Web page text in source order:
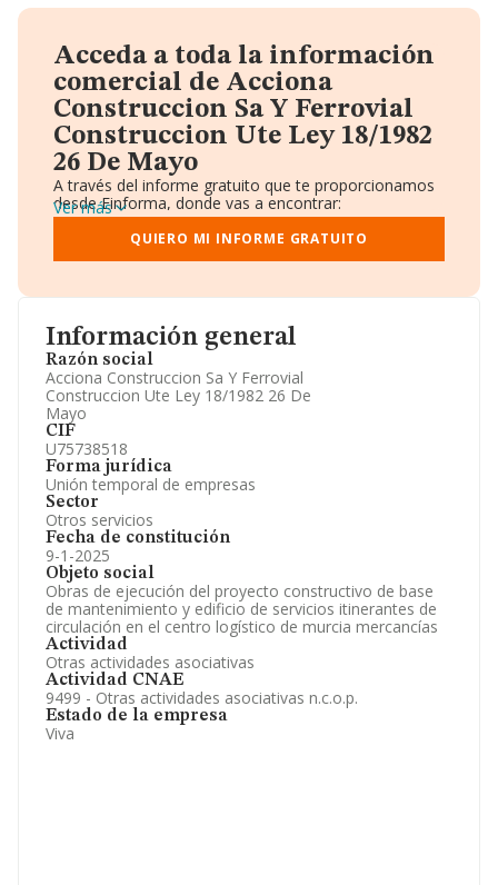
Información general
Razón social
Acciona Construccion Sa Y Ferrovial
Construccion Ute Ley 18/1982 26 De
Mayo
CIF
U75738518
Forma jurídica
Unión temporal de empresas
Sector
Otros servicios
Fecha de constitución
9-1-2025
Objeto social
Obras de ejecución del proyecto constructivo de base
de mantenimiento y edificio de servicios itinerantes de
circulación en el centro logístico de murcia mercancías
Actividad
Otras actividades asociativas
Actividad CNAE
9499 - Otras actividades asociativas n.c.o.p.
Estado de la empresa
Viva
Acceda a toda la información
comercial de Acciona
Construccion Sa Y Ferrovial
Construccion Ute Ley 18/1982
26 De Mayo
A través del informe gratuito que te proporcionamos
desde Einforma, donde vas a encontrar:
Datos identificativos: Denominación, CIF,
Teléfono, Domicilio.
Informe Mercantil Completo (BORME).
Accionistas.
Participaciones y Vinculaciones en otras empresas.
Artículos de prensa publicados sobre la empresa.
Información oficial y registral complementaria.
Ver más
QUIERO MI INFORME GRATUITO